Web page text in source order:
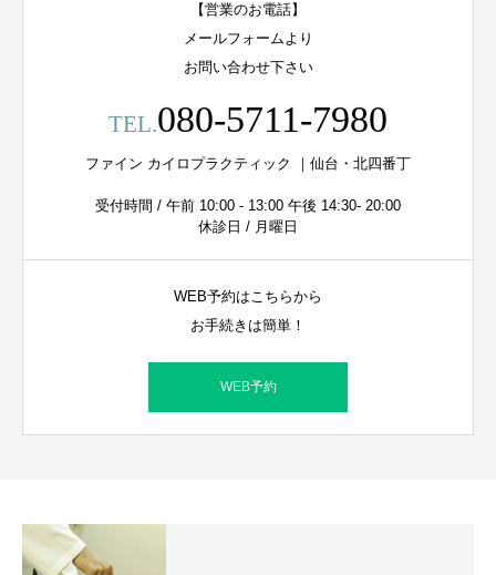
【営業のお電話】
メールフォームより
お問い合わせ下さい
TEL.080-5711-7980
ファイン カイロプラクティック ｜仙台・北四番丁
受付時間 / 午前 10:00 - 13:00 午後 14:30- 20:00
休診日 / 月曜日
WEB予約はこちらから
お手続きは簡単！
WEB予約